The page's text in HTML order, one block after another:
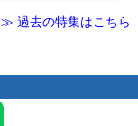
≫ 過去の特集はこちら